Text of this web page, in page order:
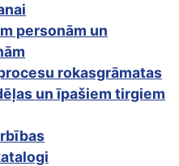
personām un
rokasgrāmatas
un īpašiem tirgiem